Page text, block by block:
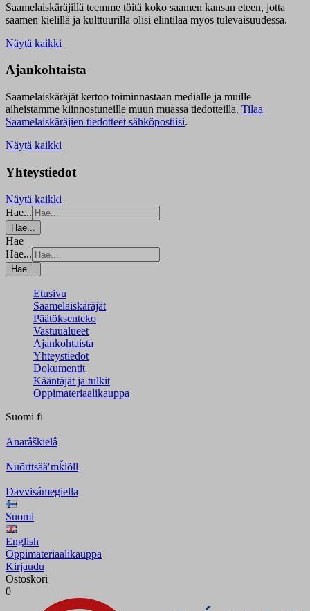
Saamelaiskäräjillä teemme töitä koko saamen kansan eteen, jotta
saamen kielillä ja kulttuurilla olisi elintilaa myös tulevaisuudessa.
Näytä kaikki
Ajankohtaista
Saamelaiskäräjät kertoo toiminnastaan medialle ja muille
aiheistamme kiinnostuneille muun muassa tiedotteilla. Tilaa
Saamelaiskäräjien tiedotteet sähköpostiisi.
Näytä kaikki
Yhteystiedot
Näytä kaikki
Hae...
Hae...
Hae
Hae...
Hae...
Etusivu
Saamelaiskäräjät
Päätöksenteko
Vastuualueet
Ajankohtaista
Yhteystiedot
Dokumentit
Kääntäjät ja tulkit
Oppimateriaalikauppa
Suomi fi
Anarâškielâ
Nuõrttsääʹmǩiõll
Davvisámegiella
Suomi
English
Oppimateriaalikauppa
Kirjaudu
Ostoskori
0